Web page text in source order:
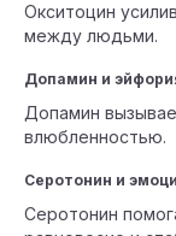
Окситоцин
между людьми.
Допамин и
Допамин
влюбленностью.
Серотонин и
Серотонин